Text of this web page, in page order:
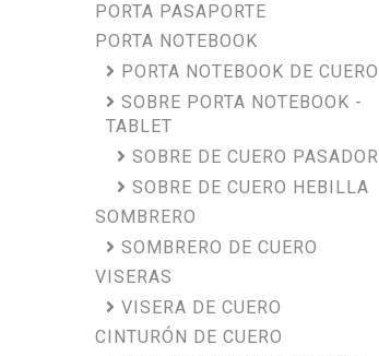
PORTA PASAPORTE
PORTA NOTEBOOK
PORTA NOTEBOOK DE CUERO
SOBRE PORTA NOTEBOOK -
TABLET
SOBRE DE CUERO PASADOR
SOBRE DE CUERO HEBILLA
SOMBRERO
SOMBRERO DE CUERO
VISERAS
VISERA DE CUERO
CINTURÓN DE CUERO